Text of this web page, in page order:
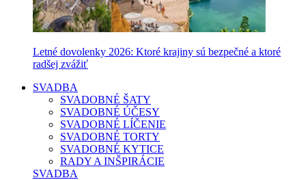
Letné dovolenky 2026: Ktoré krajiny sú bezpečné a ktoré
radšej zvážiť
SVADBA
SVADOBNÉ ŠATY
SVADOBNÉ ÚČESY
SVADOBNÉ LÍČENIE
SVADOBNÉ TORTY
SVADOBNÉ KYTICE
RADY A INŠPIRÁCIE
SVADBA